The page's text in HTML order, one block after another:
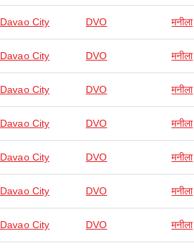
Davao City DVO मनीला
Davao City DVO मनीला
Davao City DVO मनीला
Davao City DVO मनीला
Davao City DVO मनीला
Davao City DVO मनीला
Davao City DVO मनीला